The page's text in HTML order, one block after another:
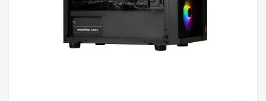
Elite 240 V3
Bộ máy sẽ đi kèm một tản nhiệt cho CPU – giúp
bộ máy của bạn hoạt động luôn mát mẻ, qua đó